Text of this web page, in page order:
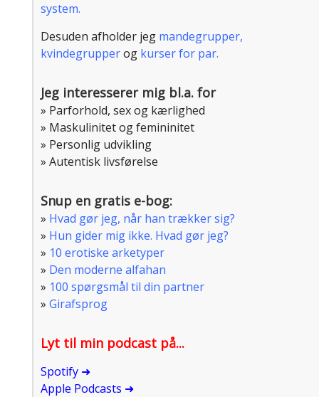
system.
Desuden afholder jeg mandegrupper,
kvindegrupperog kurser for par.
Jeg interesserer mig bl.a. for
» Parforhold, sex og kærlighed
» Maskulinitet og femininitet
» Personlig udvikling
» Autentisk livsførelse
Snup en gratis e-bog:
» Hvad gør jeg, når han trækker sig?
» Hun gider mig ikke. Hvad gør jeg?
» 10 erotiske arketyper
» Den moderne alfahan
» 100 spørgsmål til din partner
» Girafsprog
Lyt til min podcast på...
Spotify ➜
Apple Podcasts ➜